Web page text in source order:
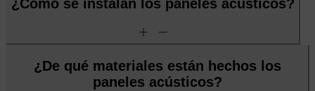
¿Cómo se instalan los paneles acústicos?
add remove
¿De qué materiales están hechos los
paneles acústicos?